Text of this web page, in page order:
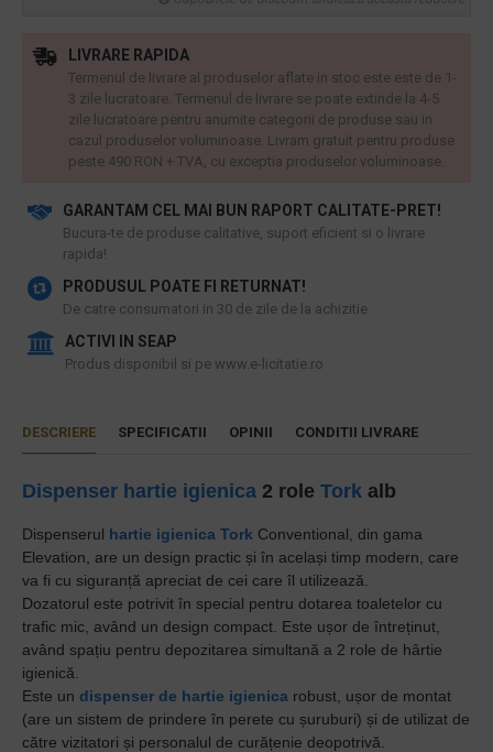
GARANTAM CEL MAI BUN RAPORT CALITATE-PRET!
​Bucura-te de produse calitative, suport eficient si o livrare
rapida!
PRODUSUL POATE FI RETURNAT!
De catre consumatori in 30 de zile de la achizitie
ACTIVI IN SEAP
Produs disponibil si pe www.e-licitatie.ro
LIVRARE RAPIDA
Termenul de livrare al produselor aflate in stoc este este de 1-
3 zile lucratoare. Termenul de livrare se poate extinde la 4-5
zile lucratoare pentru anumite categorii de produse sau in
cazul produselor voluminoase. Livram gratuit pentru produse
peste 490 RON + TVA, cu exceptia produselor voluminoase.
DESCRIERE SPECIFICATII OPINII CONDITII LIVRARE
Dispenser hartie igienica 2 role Tork alb
Dispenserul hartie igienica Tork Conventional, din gama
Elevation, are un design practic și în același timp modern, care
va fi cu siguranță apreciat de cei care îl utilizează.
Dozatorul este potrivit în special pentru dotarea toaletelor cu
trafic mic, având un design compact. Este ușor de întreținut,
având spațiu pentru depozitarea simultană a 2 role de hârtie
igienică.
Este un dispenser de hartie igienica robust, ușor de montat
(are un sistem de prindere în perete cu șuruburi) și de utilizat de
către vizitatori și personalul de curățenie deopotrivă.